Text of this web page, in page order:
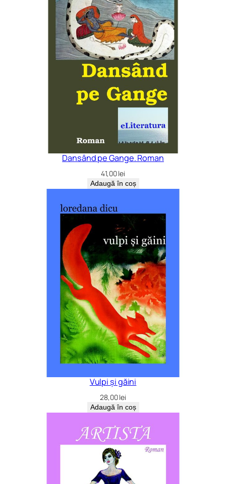
Dansând pe Gange. Roman
41,00lei
Adaugă în coș
Vulpi și găini
28,00lei
Adaugă în coș